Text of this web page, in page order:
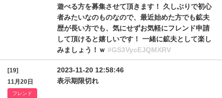
遊べる方を募集させて頂きます！ 久しぶりで初心
者みたいなのものなので、最近始めた方でも鉱夫
歴が長い方でも、気にせずお気軽にフレンド申請
して頂けると嬉しいです！ 一緒に鉱夫として楽し
みましょう！ｗ #GS3VycEJQMXRV
[19]
11月20日
フレンド
2023-11-20 12:58:46
表示期限切れ